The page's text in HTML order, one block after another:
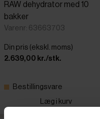
RAW dehydrator med 10
bakker
Varenr: 63663703
Din pris (ekskl. moms)
2.639,00 kr./stk.
Bestillingsvare
Læg i kurv